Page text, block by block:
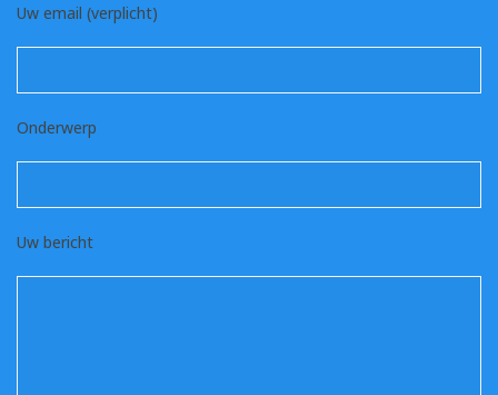
Uw email (verplicht)
Onderwerp
Uw bericht